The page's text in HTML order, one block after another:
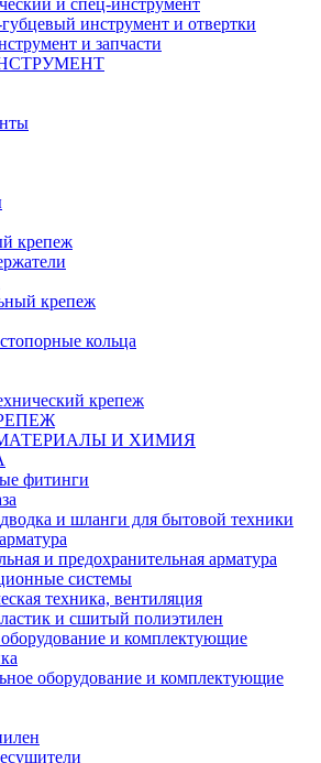
и спец-инструмент
инструмент и отвертки
и запчасти
крепеж
крепеж
кольца
крепеж
И ХИМИЯ
фитинги
и шланги для бытовой техники
и предохранительная арматура
системы
техника, вентиляция
и сшитый полиэтилен
и комплектующие
оборудование и комплектующие